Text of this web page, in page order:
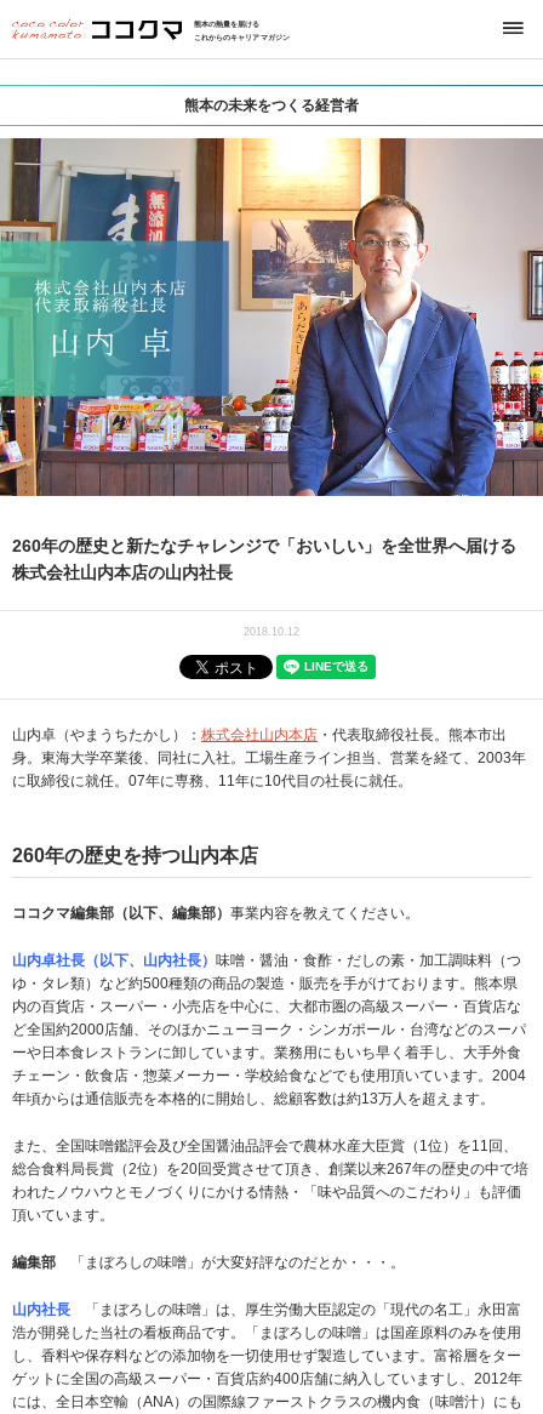
熊本の熱量を届ける
これからのキャリアマガジン
熊本の未来をつくる経営者
260年の歴史と新たなチャレンジで「おいしい」を全世界へ届ける
株式会社山内本店の山内社長
2018.10.12
山内卓（やまうちたかし）： 株式会社山内本店 ・代表取締役社長。熊本市出
身。東海大学卒業後、同社に入社。工場生産ライン担当、営業を経て、2003年
に取締役に就任。07年に専務、11年に10代目の社長に就任。
260年の歴史を持つ山内本店
ココクマ編集部（以下、編集部） 事業内容を教えてください。
山内卓社長（以下、山内社長） 味噌・醤油・食酢・だしの素・加工調味料（つ
ゆ・タレ類）など約500種類の商品の製造・販売を手がけております。熊本県
内の百貨店・スーパー・小売店を中心に、大都市圏の高級スーパー・百貨店な
ど全国約2000店舗、そのほかニューヨーク・シンガポール・台湾などのスーパ
ーや日本食レストランに卸しています。業務用にもいち早く着手し、大手外食
チェーン・飲食店・惣菜メーカー・学校給食などでも使用頂いています。2004
年頃からは通信販売を本格的に開始し、総顧客数は約13万人を超えます。
また、全国味噌鑑評会及び全国醤油品評会で農林水産大臣賞（1位）を11回、
総合食料局長賞（2位）を20回受賞させて頂き、創業以来267年の歴史の中で培
われたノウハウとモノづくりにかける情熱・「味や品質へのこだわり」も評価
頂いています。
編集部 「まぼろしの味噌」が大変好評なのだとか・・・。
山内社長
「まぼろしの味噌」は、厚生労働大臣認定の「現代の名工」永田富
浩が開発した当社の看板商品です。「まぼろしの味噌」は国産原料のみを使用
し、香料や保存料などの添加物を一切使用せず製造しています。富裕層をター
ゲットに全国の高級スーパー・百貨店約400店舗に納入していますし、2012年
には、全日本空輸（ANA）の国際線ファーストクラスの機内食（味噌汁）にも